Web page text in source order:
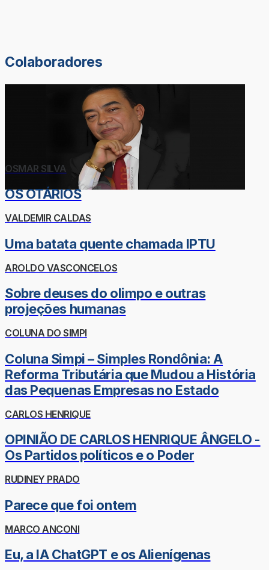
Colaboradores
OSMAR SILVA
OS OTÁRIOS
VALDEMIR CALDAS
Uma batata quente chamada IPTU
AROLDO VASCONCELOS
Sobre deuses do olimpo e outras
projeções humanas
COLUNA DO SIMPI
Coluna Simpi – Simples Rondônia: A
Reforma Tributária que Mudou a História
das Pequenas Empresas no Estado
CARLOS HENRIQUE
OPINIÃO DE CARLOS HENRIQUE ÂNGELO -
Os Partidos políticos e o Poder
RUDINEY PRADO
Parece que foi ontem
MARCO ANCONI
Eu, a IA ChatGPT e os Alienígenas